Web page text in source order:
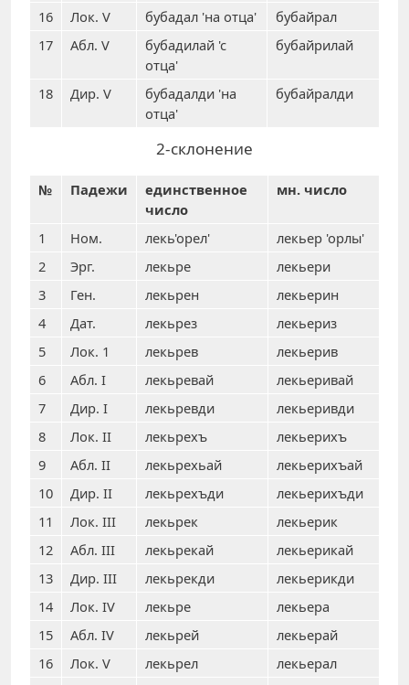
16
Лок. V бубадал 'на отца'
бубайрал
17
Абл. V
бубадилай 'с
отца'
бубайрилай
18 Дир. V
бубадалди 'на
отца'
бубайралди
2-склонение
№ Падежи
единственное
число
мн. число
1 Ном. лекь'орел'
лекьер 'орлы'
2
Эрг. лекьре
лекьери
3
Ген. лекьрен
лекьерин
4
Дат. лекьрез
лекьериз
5
Лок. 1 лекьрев
лекьерив
6
Абл. I лекьревай
лекьеривай
7
Дир. I лекьревди
лекьеривди
8
Лок. II лекьрехъ
лекьерихъ
9
Абл. II лекьрехьай
лекьерихъай
10
Дир. II лекьрехъди
лекьерихъди
11
Лок. III лекьрек
лекьерик
12
Абл. III лекьрекай
лекьерикай
13
Дир. III лекьрекди
лекьерикди
14
Лок. IV лекьре
лекьера
15
Абл. IV лекьрей
лекьерай
16
Лок. V лекьрел
лекьерал